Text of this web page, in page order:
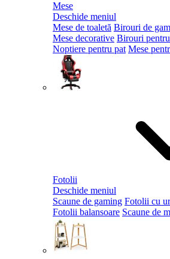
Mese
Deschide meniul
Mese de toaletă Birouri de
Mese decorative Birouri
Noptiere pentru pat Mese
Fotolii
Deschide meniul
Scaune de gaming Fotolii cu
Fotolii balansoare Scaune de